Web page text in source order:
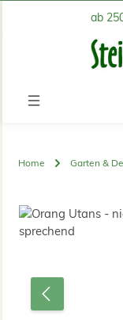
Zum Hauptinhaltab
Home Garten &
Bildergalerie